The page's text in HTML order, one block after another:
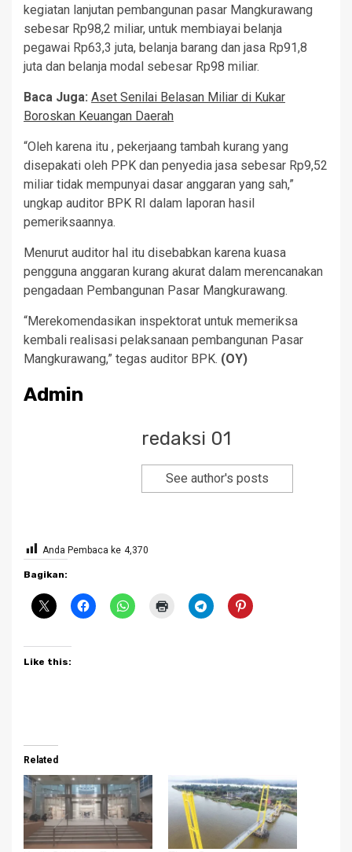
kegiatan lanjutan pembangunan pasar Mangkurawang
sebesar Rp98,2 miliar, untuk membiayai belanja
pegawai Rp63,3 juta, belanja barang dan jasa Rp91,8
juta dan belanja modal sebesar Rp98 miliar.
Baca Juga: Aset Senilai Belasan Miliar di Kukar
Boroskan Keuangan Daerah
“Oleh karena itu , pekerjaang tambah kurang yang
disepakati oleh PPK dan penyedia jasa sebesar Rp9,52
miliar tidak mempunyai dasar anggaran yang sah,”
ungkap auditor BPK RI dalam laporan hasil
pemeriksaannya.
Menurut auditor hal itu disebabkan karena kuasa
pengguna anggaran kurang akurat dalam merencanakan
pengadaan Pembangunan Pasar Mangkurawang.
“Merekomendasikan inspektorat untuk memeriksa
kembali realisasi pelaksanaan pembangunan Pasar
Mangkurawang,” tegas auditor BPK. (OY)
Admin
redaksi 01
See author's posts
Anda Pembaca ke 4,370
Bagikan:
Like this:
Related